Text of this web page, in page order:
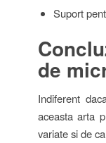
Suport
de
Indiferent
aceasta arta
variate si de